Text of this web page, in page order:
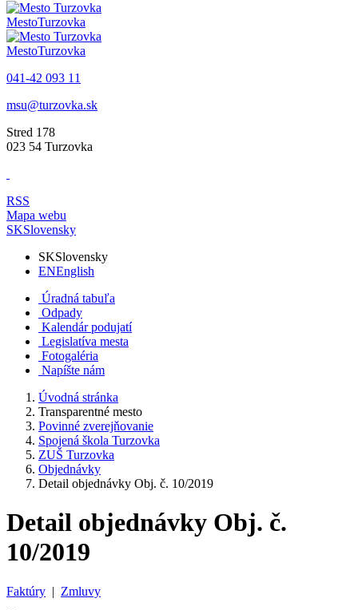
MestoTurzovka
MestoTurzovka
041-42 093 11
msu@turzovka.sk
Stred 178
023 54 Turzovka
RSS
Mapa webu
SKSlovensky
SKSlovensky
ENEnglish
Úradná tabuľa
Odpady
Kalendár podujatí
Legislatíva mesta
Fotogaléria
Napíšte nám
Úvodná stránka
Transparentné mesto
Povinné zverejňovanie
Spojená škola Turzovka
ZUŠ Turzovka
Objednávky
Detail objednávky Obj. č. 10/2019
Detail objednávky Obj. č.
10/2019
Faktúry | Zmluvy